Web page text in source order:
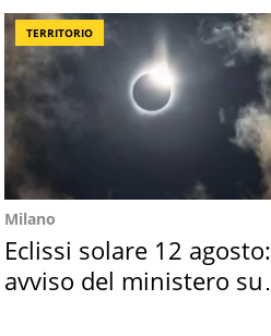
TERRITORIO
Milano
Eclissi solare 12 agosto:
avviso del ministero su